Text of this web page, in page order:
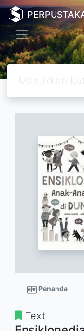
Penanda
Text